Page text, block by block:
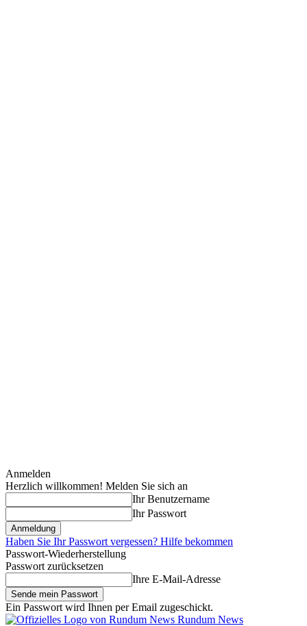
Anmelden
Herzlich willkommen! Melden Sie sich an
Ihr Benutzername
Ihr Passwort
Haben Sie Ihr Passwort vergessen? Hilfe bekommen
Passwort-Wiederherstellung
Passwort zurücksetzen
Ihre E-Mail-Adresse
Ein Passwort wird Ihnen per Email zugeschickt.
Rundum News